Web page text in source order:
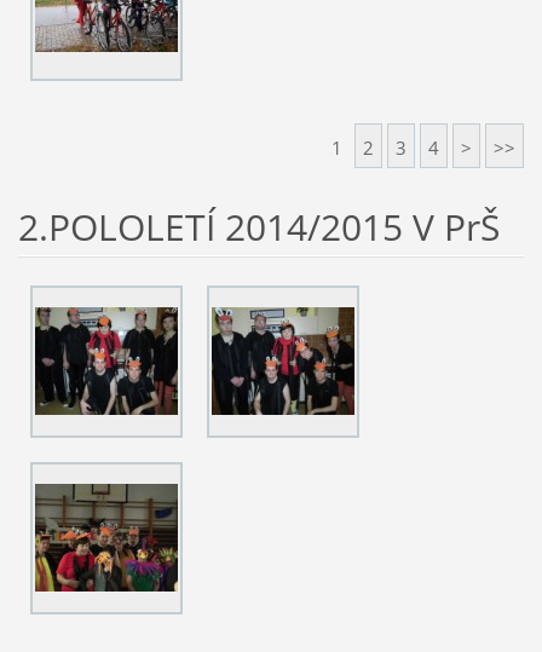
1 2 3 4 > >>
2.POLOLETÍ 2014/2015 V PrŠ